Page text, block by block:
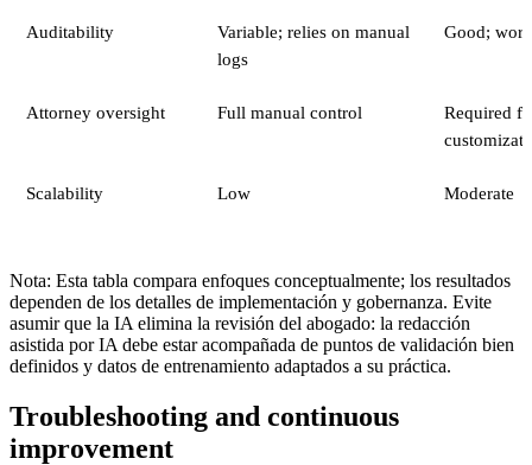
Auditability
Variable; relies on manual
logs
Good;
Attorney oversight Full manual control
Required
Scalability Low Moderate
Nota: Esta tabla compara enfoques conceptualmente; los resultados
dependen de los detalles de implementación y gobernanza. Evite
asumir que la IA elimina la revisión del abogado: la redacción
asistida por IA debe estar acompañada de puntos de validación bien
definidos y datos de entrenamiento adaptados a su práctica.
Troubleshooting and continuous
improvement